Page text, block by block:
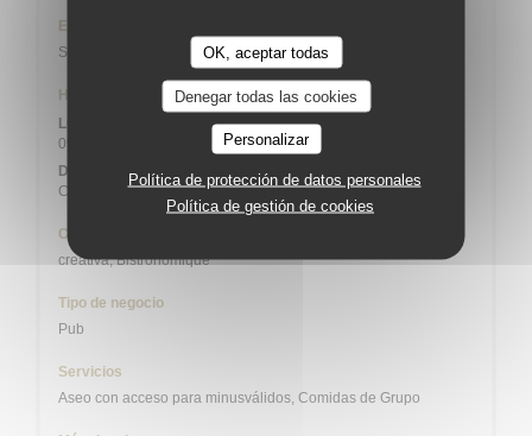
OK, aceptar todas
Denegar todas las cookies
Personalizar
Política de protección de datos personales
Política de gestión de cookies
Estación de bicicletas
Station n° 14103 132 / 136 AVENUE DU MAINE
Horario de apertura
Lun
09:00 - 13:45
19:00 - 21:45
Domingo
Cerrado
Cocina
creativa, Bistronomique
Tipo de negocio
Pub
Servicios
Aseo con acceso para minusválidos, Comidas de Grupo